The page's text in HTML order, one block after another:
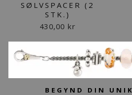
SØLVSPACER (2
STK.)
430,00 kr
BEGYND DIN